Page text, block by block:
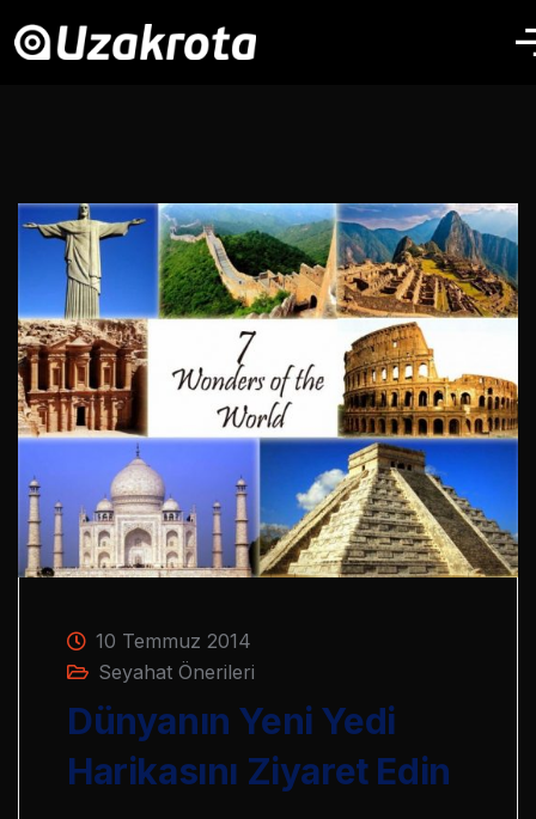
10 Temmuz 2014
Seyahat Önerileri
Dünyanın Yeni Yedi
Harikasını Ziyaret Edin